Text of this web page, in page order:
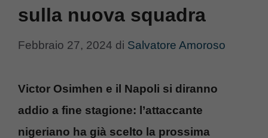
sulla nuova squadra
Febbraio 27, 2024 di Salvatore Amoroso
Victor Osimhen e il Napoli si diranno
addio a fine stagione: l’attaccante
nigeriano ha già scelto la prossima